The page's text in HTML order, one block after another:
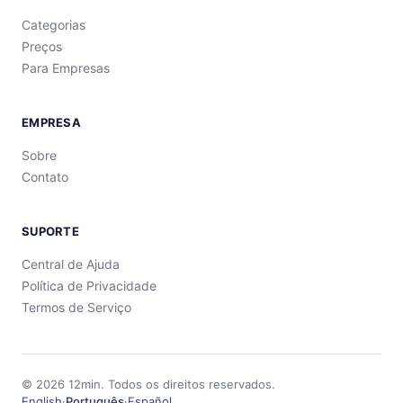
Categorias
Preços
Para Empresas
EMPRESA
Sobre
Contato
SUPORTE
Central de Ajuda
Política de Privacidade
Termos de Serviço
© 2026 12min. Todos os direitos reservados.